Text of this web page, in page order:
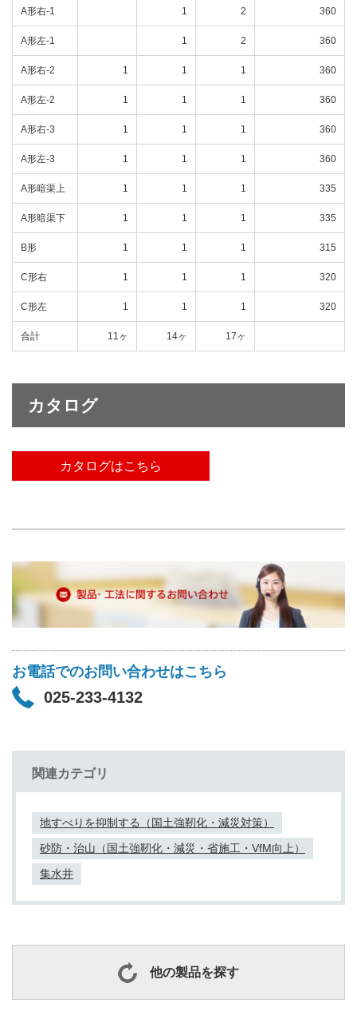
A形右-1 1 2 360
A形左-1 1 2 360
A形右-2 1 1 1 360
A形左-2 1 1 1 360
A形右-3 1 1 1 360
A形左-3 1 1 1 360
A形暗渠上 1 1 1 335
A形暗渠下 1 1 1 335
B形 1 1 1 315
C形右 1 1 1 320
C形左 1 1 1 320
合計 11ヶ 14ヶ 17ヶ
カタログ
カタログはこちら
お電話でのお問い合わせはこちら
025-233-4132
関連カテゴリ
地すべりを抑制する（国土強靭化・減災対策）
砂防・治山（国土強靭化・減災・省施工・VfM向上）
集水井
他の製品を探す